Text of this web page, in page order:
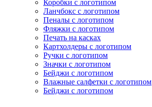
Коробки с логотипом
Ланчбокс с логотипом
Пеналы с логотипом
Фляжки с логотипом
Печать на касках
Картхолдеры с логотипом
Ручки с логотипом
Значки с логотипом
Бейджи с логотипом
Влажные салфетки с логотипом
Бейджи с логотипом